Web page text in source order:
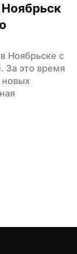
Ноябрьске с
За это время
новых